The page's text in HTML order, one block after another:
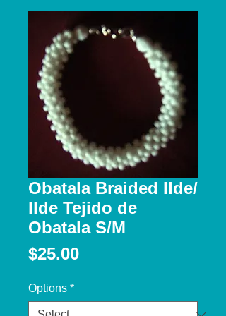
Obatala Braided Ilde/
Ilde Tejido de
Obatala S/M
$25.00Price
Options *